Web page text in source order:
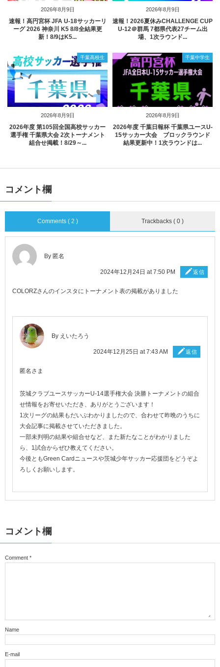
2026年8月9日
速報！高円宮杯 JFA U-18サッカーリ
ーグ 2026 神奈川 K5 8/8全結果更
新！8/9はK5...
2026年8月9日
速報！2026夏休みCHALLENGE CUP
U-12＠群馬 7都県代表27チーム出
場、1次ラウンド...
2026年8月9日
千葉高校生
2026年度 第105回全国高校サッカー
選手権 千葉県大会 2次トーナメント
組合せ掲載！8/29～...
2026年8月9日
千葉中学生
2026年度 千葉日報杯 千葉県ユースU-
15サッカー大会 ブロックラウンド
結果更新中！1次ラウンドは...
コメント欄
Comments ( 2 ) Trackbacks ( 0 )
By 匿名
2024年12月24日 at 7:50 PM 返信
COLORZさんのインスタにトーナメント表の掲載がありました
By えいたろう
2024年12月25日 at 7:43 AM 返信
匿名さま
茨城クラブユースサッカーU-14選手権大会 決勝トーナメントの組合
せ情報をお寄せいただき、ありがとうございます！
1次リーグの結果もだいぶわかりましたので、合わせて昨晩のうちに
大会記事に掲載させていただきました。
一部未判明の結果や組合せなど、また新たなことがわかりました
ら、1試合からぜひ教えてください。
今後ともGreen Cardニュースや茨城少年サッカー応援団をどうぞよ
ろしくお願いします。
コメント欄
Comment *
Name
E-mail